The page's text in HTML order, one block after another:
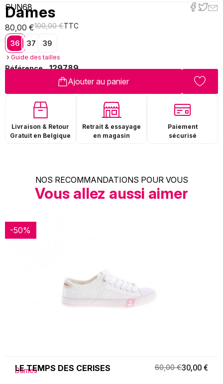
SUN68
Dames
80,00 €100,00 €TTC
36 37 39
Guide des tailles
Référence 129789
Ajouter au panier
Livraison & Retour
Gratuit en Belgique
Retrait & essayage
en magasin
Paiement
sécurisé
NOS RECOMMANDATIONS POUR VOUS
Vous allez aussi aimer
-50%
-50%
LE TEMPS DES CERISES
Dames 60,00 €30,00 €